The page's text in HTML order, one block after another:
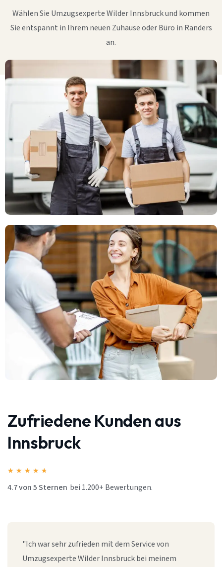
Wählen Sie Umzugsexperte Wilder Innsbruck und kommen
Sie entspannt in Ihrem neuen Zuhause oder Büro in Randers
an.
Zufriedene Kunden aus
Innsbruck
★ ★ ★ ★ ★
4.7 von 5 Sternen bei 1.200+ Bewertungen.
"Ich war sehr zufrieden mit dem Service von
Umzugsexperte Wilder Innsbruck bei meinem